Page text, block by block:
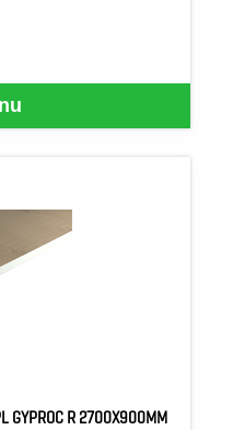
GYPROC R 2700X900MM